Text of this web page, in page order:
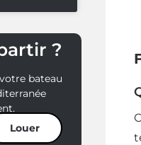
?
bateau
Louer